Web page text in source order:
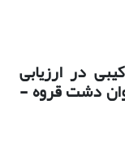
در ارزیابی
دشت قروه -